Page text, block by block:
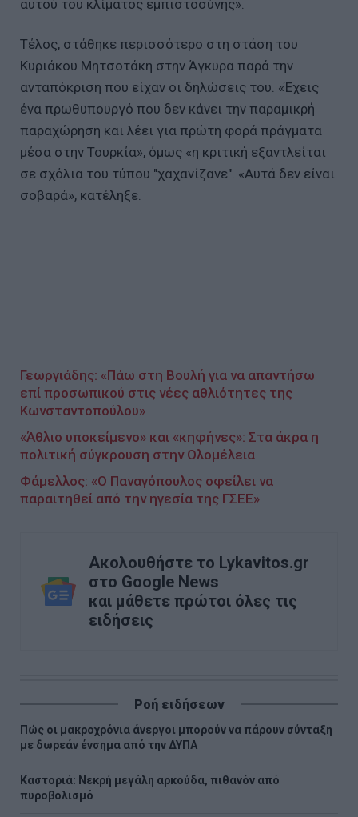
αυτού του κλίματος εμπιστοσύνης».
Τέλος, στάθηκε περισσότερο στη στάση του
Κυριάκου Μητσοτάκη στην Άγκυρα παρά την
ανταπόκριση που είχαν οι δηλώσεις του. «Έχεις
ένα πρωθυπουργό που δεν κάνει την παραμικρή
παραχώρηση και λέει για πρώτη φορά πράγματα
μέσα στην Τουρκία», όμως «η κριτική εξαντλείται
σε σχόλια του τύπου "χαχανίζανε". «Αυτά δεν είναι
σοβαρά», κατέληξε.
Γεωργιάδης: «Πάω στη Βουλή για να απαντήσω
επί προσωπικού στις νέες αθλιότητες της
Κωνσταντοπούλου»
«Άθλιο υποκείμενο» και «κηφήνες»: Στα άκρα η
πολιτική σύγκρουση στην Ολομέλεια
Φάμελλος: «Ο Παναγόπουλος οφείλει να
παραιτηθεί από την ηγεσία της ΓΣΕΕ»
Ακολουθήστε το Lykavitos.gr
στο Google News
και μάθετε πρώτοι όλες τις
ειδήσεις
Ροή ειδήσεων
Πώς οι μακροχρόνια άνεργοι μπορούν να πάρουν σύνταξη
με δωρεάν ένσημα από την ΔΥΠΑ
Καστοριά: Νεκρή μεγάλη αρκούδα, πιθανόν από
πυροβολισμό